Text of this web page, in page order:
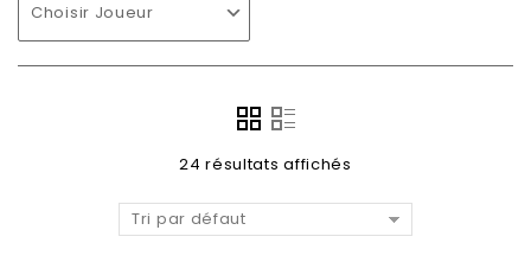
Choisir Joueur
24 résultats affichés
Tri par défaut